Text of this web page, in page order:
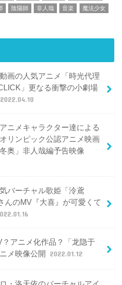
陰陽師 非人哉 音楽 魔法少女
画の人気アニメ「時光代理
」更なる衝撃の小劇場
2022.04.10
ニメキャラクター達による
リンピック公認アニメ映画
冬奥」非人哉編予告映像
バーチャル歌姫「泠鳶
んのMV『大喜』が可愛くて
？アニメ化作品？「龙隐于
メ映像公開 2022.01.12